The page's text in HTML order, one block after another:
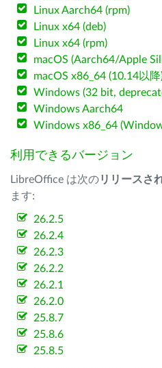
Linux Aarch64 (rpm)
Linux x64 (deb)
Linux x64 (rpm)
macOS (Aarch64/Apple
macOS x86_64 (10.14以降
Windows (32 bit,
Windows Aarch64
Windows x86_64
利用できるバージョン
LibreOffice は次のリリースさ
ます:
26.2.5
26.2.4
26.2.3
26.2.2
26.2.1
26.2.0
25.8.7
25.8.6
25.8.5